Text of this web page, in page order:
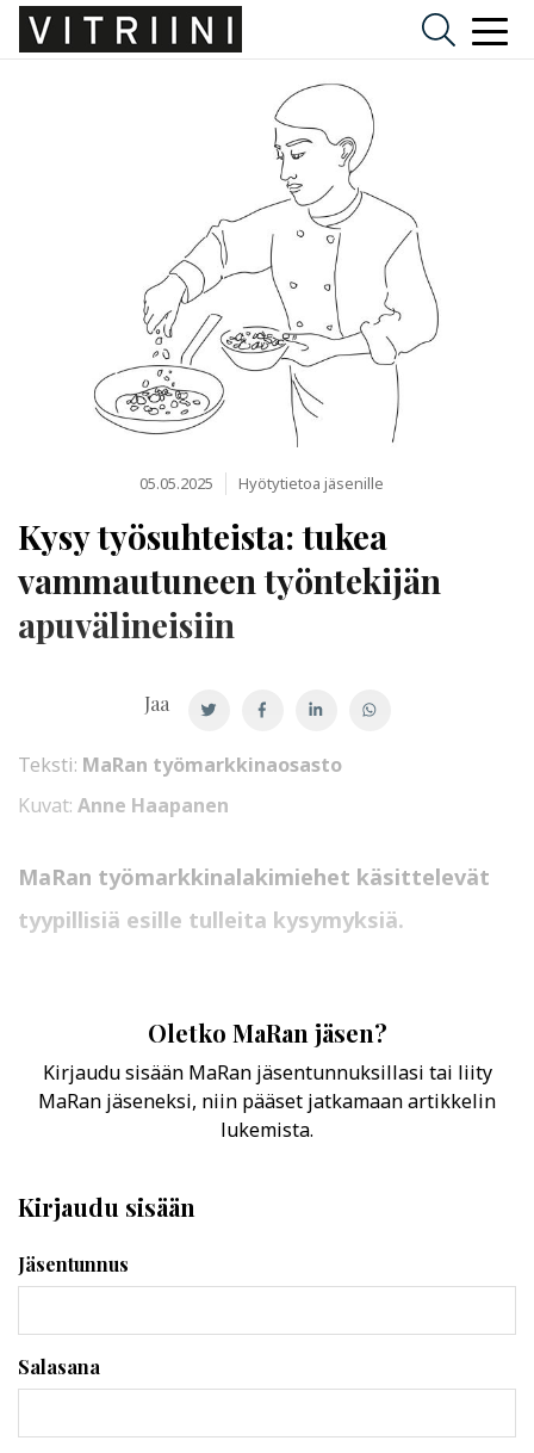
05.05.2025 Hyötytietoa jäsenille
Kysy työsuhteista: tukea
vammautuneen työntekijän
apuvälineisiin
Teksti: MaRan työmarkkinaosasto
Kuvat: Anne Haapanen
MaRan työmarkkinalakimiehet käsittelevät
tyypillisiä esille tulleita kysymyksiä.
Jaa
Oletko MaRan jäsen?
Kirjaudu sisään MaRan jäsentunnuksillasi tai liity
MaRan jäseneksi, niin pääset jatkamaan artikkelin
lukemista.
Kirjaudu sisään
Jäsentunnus
Salasana